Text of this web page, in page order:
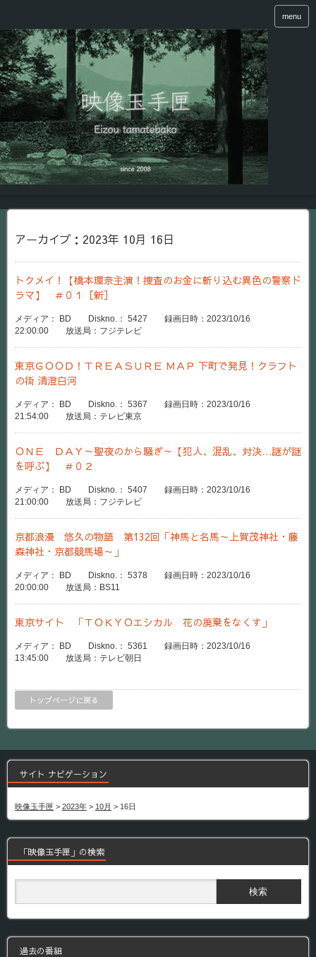
menu
アーカイブ：2023年 10月 16日
トクメイ！【橋本環奈主演！捜査のお金に斬り込む異色の警察ド
ラマ】 ＃０１［新］
メディア： BD Diskno.： 5427 録画日時：2023/10/16
22:00:00 放送局：フジテレビ
東京ＧＯＯＤ！ＴＲＥＡＳＵＲＥ ＭＡＰ 下町で発見！クラフト
の街 清澄白河
メディア： BD Diskno.： 5367 録画日時：2023/10/16
21:54:00 放送局：テレビ東京
ＯＮＥ ＤＡＹ～聖夜のから騒ぎ～【犯人、混乱、対決…謎が謎
を呼ぶ】 ＃０２
メディア： BD Diskno.： 5407 録画日時：2023/10/16
21:00:00 放送局：フジテレビ
京都浪漫 悠久の物語 第132回「神馬と名馬～上賀茂神社・藤
森神社・京都競馬場～」
メディア： BD Diskno.： 5378 録画日時：2023/10/16
20:00:00 放送局：BS11
東京サイト 「ＴＯＫＹＯエシカル 花の廃棄をなくす」
メディア： BD Diskno.： 5361 録画日時：2023/10/16
13:45:00 放送局：テレビ朝日
トップページに戻る
サイト ナビゲーション
映像玉手匣 > 2023年 > 10月 > 16日
「映像玉手匣」の検索
過去の番組